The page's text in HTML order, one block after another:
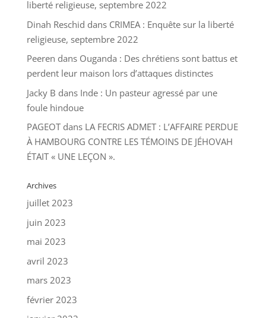
liberté religieuse, septembre 2022
Dinah Reschid dans CRIMEA : Enquête sur la liberté
religieuse, septembre 2022
Peeren dans Ouganda : Des chrétiens sont battus et
perdent leur maison lors d’attaques distinctes
Jacky B dans Inde : Un pasteur agressé par une
foule hindoue
PAGEOTdans LA FECRIS ADMET : L’AFFAIRE PERDUE
À HAMBOURG CONTRE LES TÉMOINS DE JÉHOVAH
ÉTAIT « UNE LEÇON ».
Archives
juillet 2023
juin 2023
mai 2023
avril 2023
mars 2023
février 2023